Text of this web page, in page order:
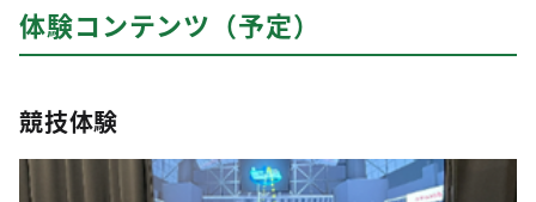
体験コンテンツ（予定）
競技体験